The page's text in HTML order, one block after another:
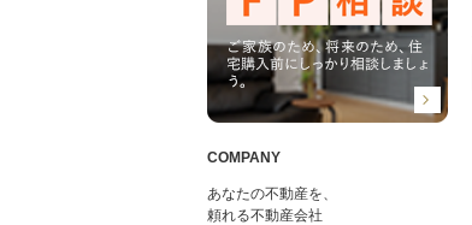
COMPANY
あなたの不動産を、
頼れる不動産会社